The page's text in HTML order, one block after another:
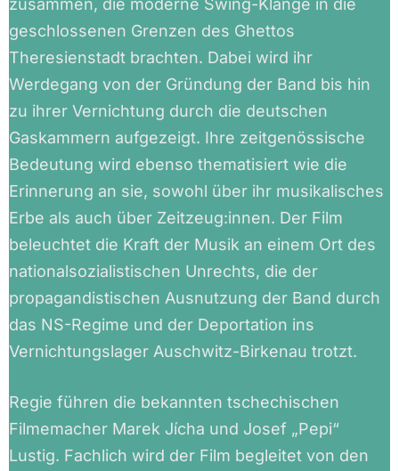
zusammen, die moderne Swing-Klänge in die
geschlossenen Grenzen des Ghettos
Theresienstadt brachten. Dabei wird ihr
Werdegang von der Gründung der Band bis hin
zu ihrer Vernichtung durch die deutschen
Gaskammern aufgezeigt. Ihre zeitgenössische
Bedeutung wird ebenso thematisiert wie die
Erinnerung an sie, sowohl über ihr musikalisches
Erbe als auch über Zeitzeug:innen. Der Film
beleuchtet die Kraft der Musik an einem Ort des
nationalsozialistischen Unrechts, die der
propagandistischen Ausnutzung der Band durch
das NS-Regime und der Deportation ins
Vernichtungslager Auschwitz-Birkenau trotzt.
Regie führen die bekannten tschechischen
Filmemacher Marek Jícha und Josef „Pepi“
Lustig. Fachlich wird der Film begleitet von den